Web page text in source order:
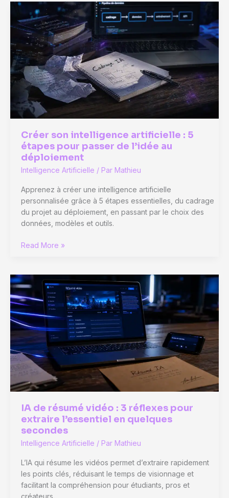
SEO,
SEA
et
les
3
piliers
pour
dominer
les
résultats
Google
Créer son intelligence artificielle : 5
étapes pour passer de l’idée au
déploiement
Intelligence Artificielle / Par Mathieu
Apprenez à créer une intelligence artificielle
personnalisée grâce à 5 étapes essentielles, du cadrage
du projet au déploiement, en passant par le choix des
données, modèles et outils.
Créer
artificielle
:
5
étapes
pour
passer
de
l’idée
déploiement
Read More »
IA de résumé vidéo : 3 réflexes pour
extraire l’essentiel en quelques
secondes
Intelligence Artificielle / Par Mathieu
L’IA qui résume les vidéos permet d’extraire rapidement
les points clés, réduisant le temps de visionnage et
facilitant la compréhension pour étudiants, pros et
créateurs.